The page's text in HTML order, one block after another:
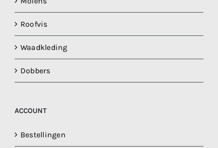
Roofvis
Waadkleding
Dobbers
ACCOUNT
Bestellingen